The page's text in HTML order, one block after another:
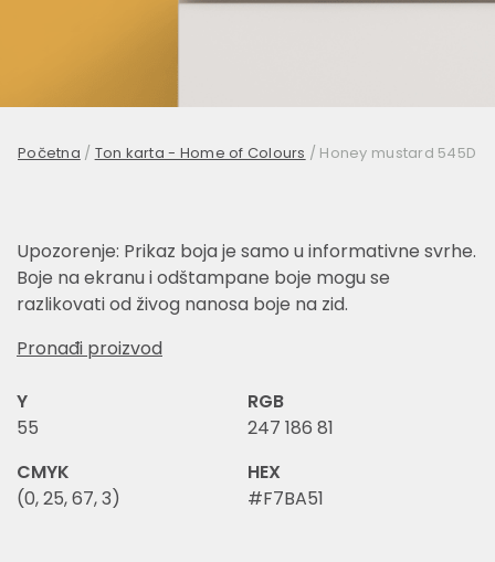
Početna / Ton karta - Home of Colours / Honey mustard 545D
Upozorenje: Prikaz boja je samo u informativne svrhe.
Boje na ekranu i odštampane boje mogu se
razlikovati od živog nanosa boje na zid.
Pronađi proizvod
Y
55
RGB
247 186 81
CMYK
(0, 25, 67, 3)
HEX
#F7BA51